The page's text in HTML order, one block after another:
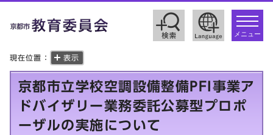
toggle
メニュー
現在位置： 表示
京都市立学校空調設備整備PFI事業ア
ドバイザリー業務委託公募型プロポ
ーザルの実施について